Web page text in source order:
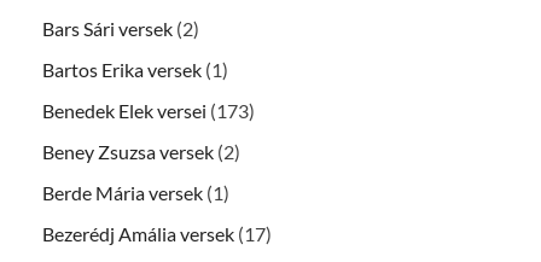
Bars Sári versek (2)
Bartos Erika versek (1)
Benedek Elek versei (173)
Beney Zsuzsa versek (2)
Berde Mária versek (1)
Bezerédj Amália versek (17)